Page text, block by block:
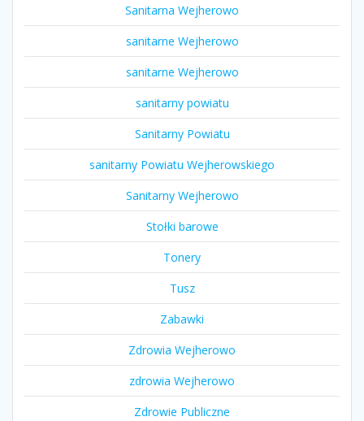
Sanitarna Wejherowo
sanitarne Wejherowo
sanitarne Wejherowo
sanitarny powiatu
Sanitarny Powiatu
sanitarny Powiatu Wejherowskiego
Sanitarny Wejherowo
Stołki barowe
Tonery
Tusz
Zabawki
Zdrowia Wejherowo
zdrowia Wejherowo
Zdrowie Publiczne